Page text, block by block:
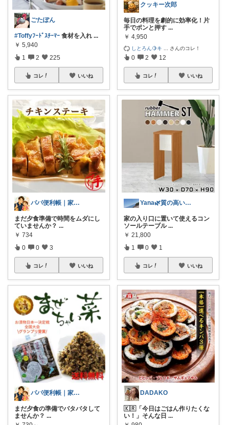
ごたぽん
#Toffyﾌｰﾄﾞｽﾁｰﾏｰ 食材を入れ ...
￥ 5,940
1 2 225
コレ いいね
パパ便利帳｜家族のお買い物日記
まだ夕食準備で時間をムダにし
ていませんか？ ...
￥ 734
0 0 3
コレ いいね
パパ便利帳｜家族のお買い物日記
まだ夕食の準備でバタバタして
ませんか？ ...
クッキー次郎
毎日の料理を劇的に効率化！片
手でポンと押す ...
￥ 4,950
しとろん🍋キ さんのコレ！
0 2 12
コレ いいね
Yana🌿質の高い暮らしのROOM
家の入り口に置いて使えるコン
ソールテーブル ...
￥ 21,800
1 0 1
コレ いいね
DADAKO
🇰🇷「今日はごはん作りたくな
い！」そんな日 ...